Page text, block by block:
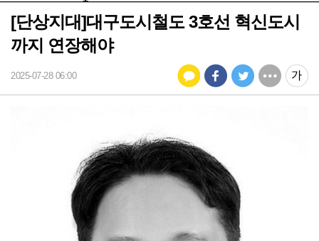
[단상지대]대구도시철도 3호선 혁신도시
까지 연장해야
2025-07-28 06:00